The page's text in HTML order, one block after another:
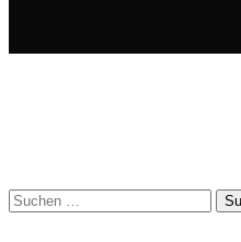
Suchen
nach: